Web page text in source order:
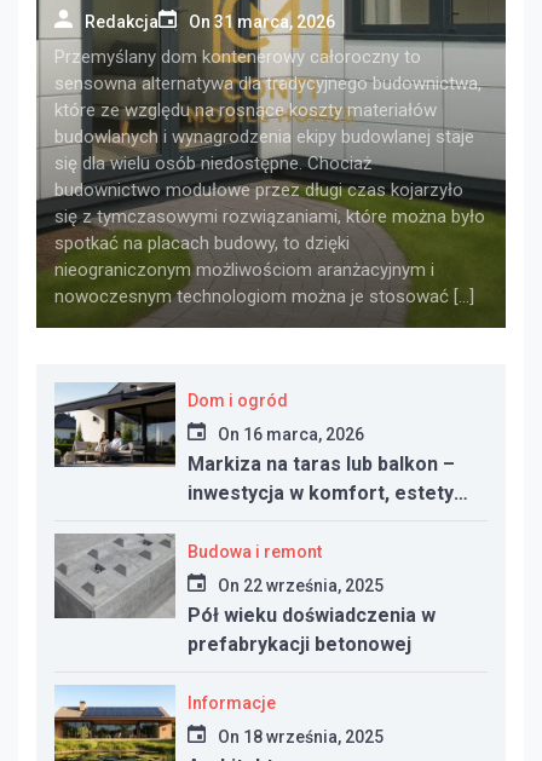
Redakcja On 31 marca, 2026
Przemyślany dom kontenerowy całoroczny to
sensowna alternatywa dla tradycyjnego budownictwa,
które ze względu na rosnące koszty materiałów
budowlanych i wynagrodzenia ekipy budowlanej staje
się dla wielu osób niedostępne. Chociaż
budownictwo modułowe przez długi czas kojarzyło
się z tymczasowymi rozwiązaniami, które można było
spotkać na placach budowy, to dzięki
nieograniczonym możliwościom aranżacyjnym i
nowoczesnym technologiom można je stosować […]
Dom i ogród
On 16 marca, 2026
Markiza na taras lub balkon –
inwestycja w komfort, estetykę
i funkcjonalność przestrzeni
Budowa i remont
On 22 września, 2025
Pół wieku doświadczenia w
prefabrykacji betonowej
Informacje
On 18 września, 2025